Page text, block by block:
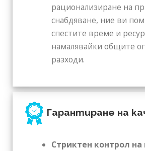
рационализиране на
снабдяване, ние ви
спестите време и
намалявайки общите
разходи.
Гарантиране на
Стриктен контрол на